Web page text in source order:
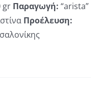
gr Παραγωγή: “arista”
Προέλευση: